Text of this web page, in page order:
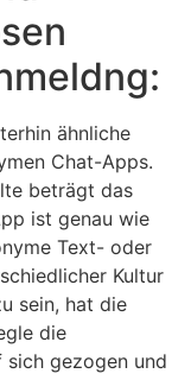
ähnliche
Chat-Apps.
beträgt das
ist genau wie
Text- oder
Kultur
sein, hat die
die
sich gezogen und